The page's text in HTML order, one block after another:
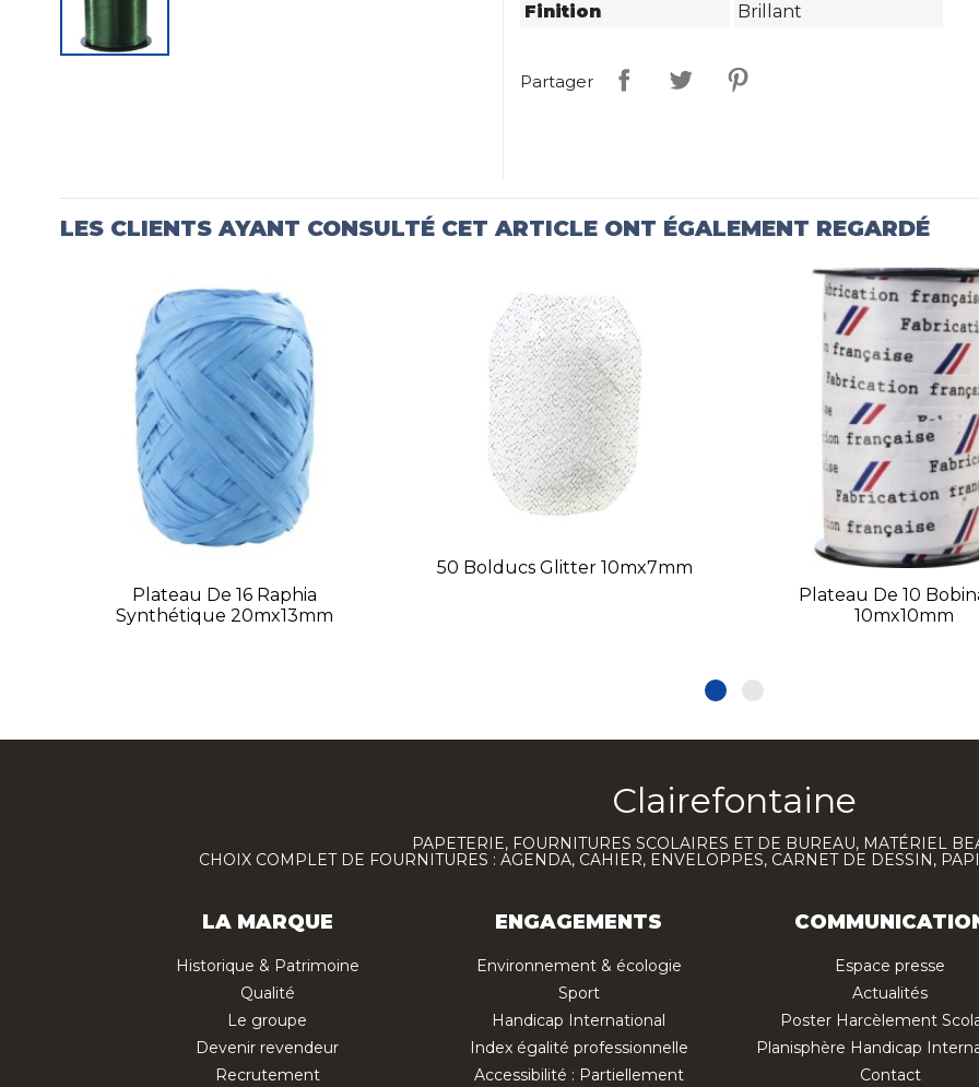
Finition
Brillant
Partager
LES CLIENTS AYANT CONSULTÉ CET ARTICLE ONT ÉGALEMENT REGARDÉ
Plateau De 16 Raphia
Synthétique 20mx13mm
50 Bolducs Glitter 10mx7mm
Plateau De 10
10mx10mm
Clairefontaine
PAPETERIE, FOURNITURES SCOLAIRES ET DE BUREAU, MATÉRIEL
CHOIX COMPLET DE FOURNITURES : AGENDA, CAHIER, ENVELOPPES, CARNET DE DESSIN,
LA MARQUE
Historique & Patrimoine
Qualité
Le groupe
Devenir revendeur
Recrutement
ENGAGEMENTS
Environnement & écologie
Sport
Handicap International
Index égalité professionnelle
Accessibilité : Partiellement
Espace presse
Actualités
Poster Harcèlement
Planisphère Handicap
Contact